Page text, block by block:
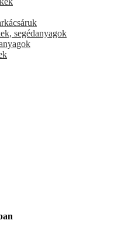
segédanyagok